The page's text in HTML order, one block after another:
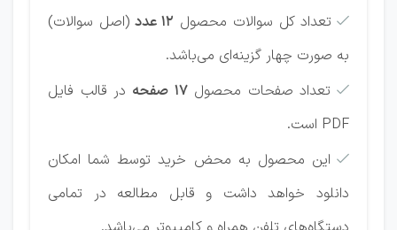
 تعداد کل سوالات محصول 12 عدد
(اصل سوالات)
به صورت چهار گزینه‌ای می‌باشد.
 تعداد صفحات محصول17 صفحه
در قالب فایل
PDF است.
 این محصول به محض خرید توسط شما امکان
دانلود خواهد داشت و قابل مطالعه در تمامی